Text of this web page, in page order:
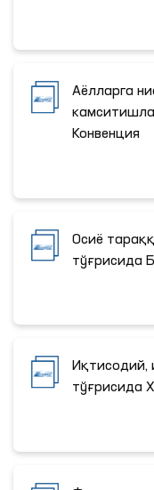
Аёлларга
Конвенция
Осиё
тўғрисида
Иқтисодий,
тўғрисида